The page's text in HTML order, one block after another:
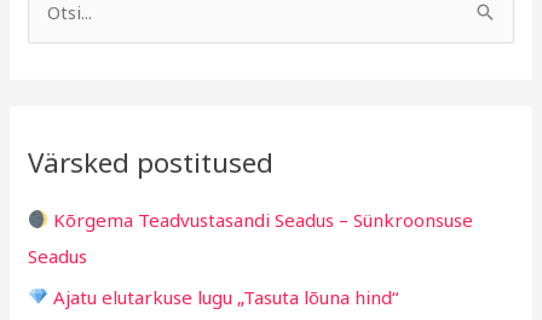
c
f
o
r
Värsked postitused
Kõrgema Teadvustasandi Seadus – Sünkroonsuse
Seadus
Ajatu elutarkuse lugu „Tasuta lõuna hind“
g
i
d